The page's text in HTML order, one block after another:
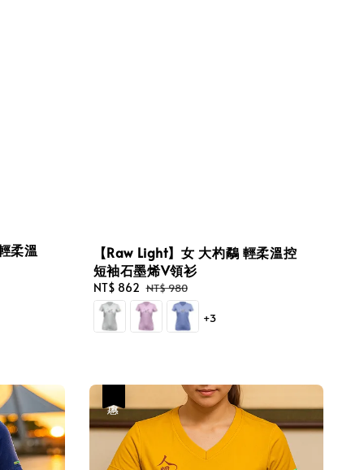
柔溫
【Raw Light】女 大杓鷸 輕柔溫控
短袖石墨烯V領衫
Sale
price
NT$ 862 Regular
price
NT$ 980
+3